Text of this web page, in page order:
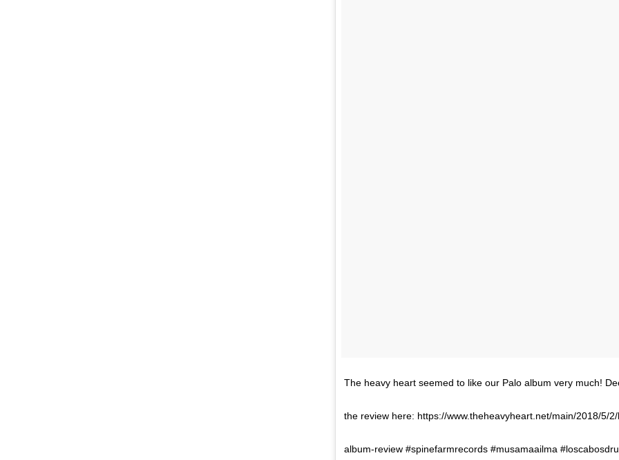
The heavy heart seemed to like our Palo album very much!
the review here: https://www.theheavyheart.net/main/2018/5/
album-review #spinefarmrecords #musamaailma